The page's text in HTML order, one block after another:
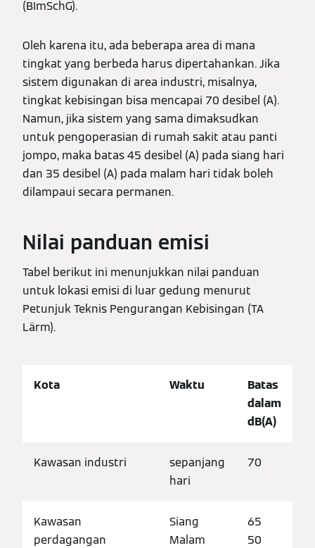
(BImSchG).
Oleh karena itu, ada beberapa area di mana
tingkat yang berbeda harus dipertahankan. Jika
sistem digunakan di area industri, misalnya,
tingkat kebisingan bisa mencapai 70 desibel (A).
Namun, jika sistem yang sama dimaksudkan
untuk pengoperasian di rumah sakit atau panti
jompo, maka batas 45 desibel (A) pada siang hari
dan 35 desibel (A) pada malam hari tidak boleh
dilampaui secara permanen.
Nilai panduan emisi
Tabel berikut ini menunjukkan nilai panduan
untuk lokasi emisi di luar gedung menurut
Petunjuk Teknis Pengurangan Kebisingan (TA
Lärm).
Kota Waktu
Batas
dalam
dB(A)
Kawasan industri
sepanjang
hari
70
Kawasan
perdagangan
Siang
Malam
65
50